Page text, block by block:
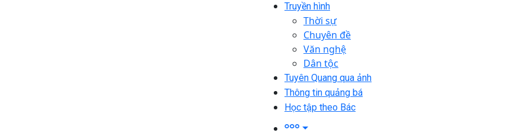
Truyền hình
Thời sự
Chuyên đề
Văn nghệ
Dân tộc
Tuyên Quang qua ảnh
Thông tin quảng bá
Học tập theo Bác